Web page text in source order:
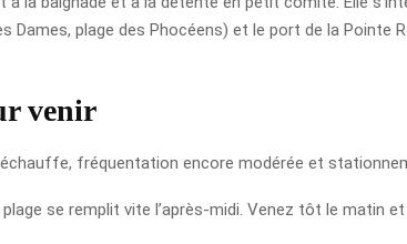
Dames, plage des Phocéens) et le port de la
venir
fréquentation encore modérée et
se remplit vite l’après-midi. Venez tôt le matin